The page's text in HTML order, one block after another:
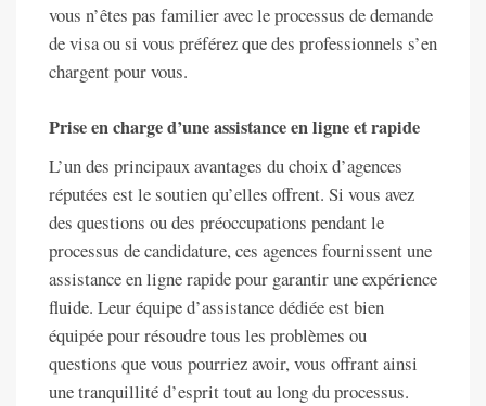
vous n’êtes pas familier avec le processus de demande
de visa ou si vous préférez que des professionnels s’en
chargent pour vous.
Prise en charge d’une assistance en ligne et rapide
L’un des principaux avantages du choix d’agences
réputées est le soutien qu’elles offrent. Si vous avez
des questions ou des préoccupations pendant le
processus de candidature, ces agences fournissent une
assistance en ligne rapide pour garantir une expérience
fluide. Leur équipe d’assistance dédiée est bien
équipée pour résoudre tous les problèmes ou
questions que vous pourriez avoir, vous offrant ainsi
une tranquillité d’esprit tout au long du processus.